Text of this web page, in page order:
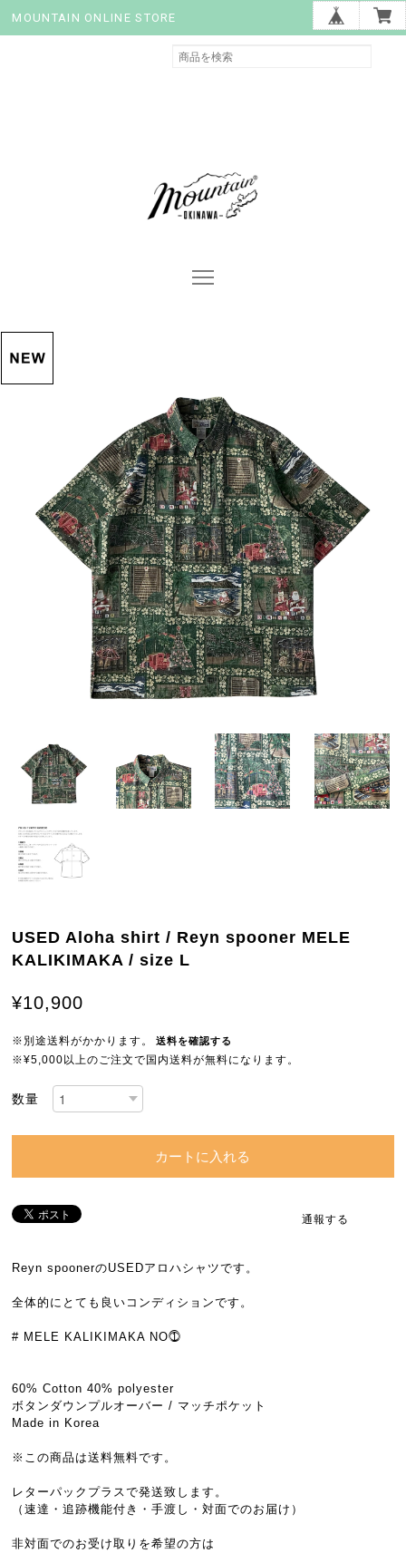
MOUNTAIN ONLINE STORE
USED Aloha shirt / Reyn spooner MELE
KALIKIMAKA / size L
¥10,900
※別途送料がかかります。 送料を確認する
※¥5,000以上のご注文で国内送料が無料になります。
数量
カートに入れる
通報する
Reyn spoonerのUSEDアロハシャツです。
全体的にとても良いコンディションです。
# MELE KALIKIMAKA NO⓵
60% Cotton 40% polyester
ボタンダウンプルオーバー / マッチポケット
Made in Korea
※この商品は送料無料です。
レターパックプラスで発送致します。
（速達・追跡機能付き・手渡し・対面でのお届け）
非対面でのお受け取りを希望の方は